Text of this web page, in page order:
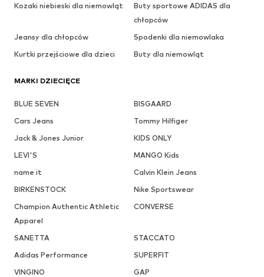
Kozaki niebieski dla niemowląt
Buty sportowe ADIDAS dla
chłopców
Jeansy dla chłopców
Spodenki dla niemowlaka
Kurtki przejściowe dla dzieci
Buty dla niemowląt
MARKI DZIECIĘCE
BLUE SEVEN
BISGAARD
Cars Jeans
Tommy Hilfiger
Jack & Jones Junior
KIDS ONLY
LEVI'S
MANGO Kids
name it
Calvin Klein Jeans
BIRKENSTOCK
Nike Sportswear
Champion Authentic Athletic
Apparel
CONVERSE
SANETTA
STACCATO
Adidas Performance
SUPERFIT
VINGINO
GAP